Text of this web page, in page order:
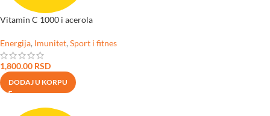
Vitamin C 1000 i acerola
Energija, Imunitet, Sport i fitnes
1,800.00 RSD
DODAJ U KORPU